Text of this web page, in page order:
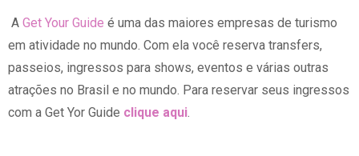
A Get Your Guide é uma das maiores empresas de turismo
em atividade no mundo. Com ela você reserva transfers,
passeios, ingressos para shows, eventos e várias outras
atrações no Brasil e no mundo. Para reservar seus ingressos
com a Get Yor Guide clique aqui.